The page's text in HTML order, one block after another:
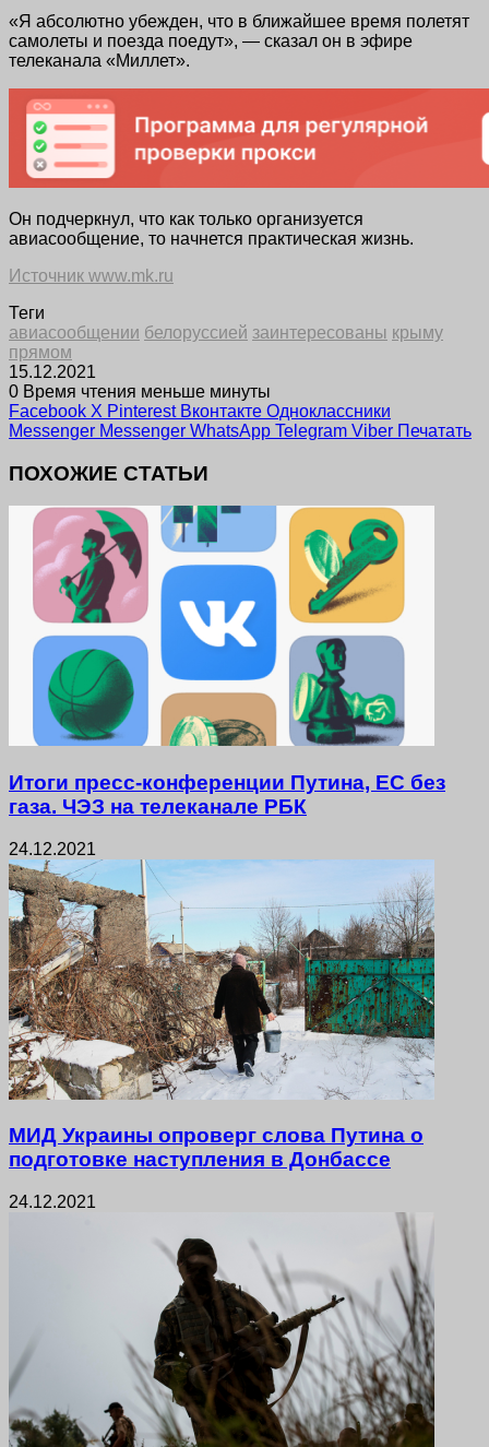
«Я абсолютно убежден, что в ближайшее время полетят
самолеты и поезда поедут», — сказал он в эфире
телеканала «Миллет».
Он подчеркнул, что как только организуется
авиасообщение, то начнется практическая жизнь.
Источник www.mk.ru
Теги
авиасообщении белоруссией заинтересованы крыму
прямом
15.12.2021
0 Время чтения меньше минуты
Facebook X Pinterest Вконтакте Одноклассники
Messenger Messenger WhatsApp Telegram Viber Печатать
ПОХОЖИЕ СТАТЬИ
Итоги пресс-конференции Путина, ЕС без
газа. ЧЭЗ на телеканале РБК
24.12.2021
МИД Украины опроверг слова Путина о
подготовке наступления в Донбассе
24.12.2021